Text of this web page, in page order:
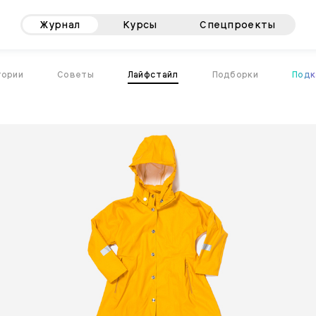
Журнал Курсы Спецпроекты
Советы Лайфстайл Подборки